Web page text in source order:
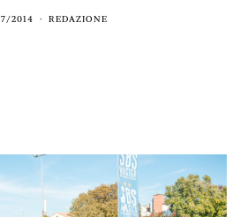
2014 REDAZIONE